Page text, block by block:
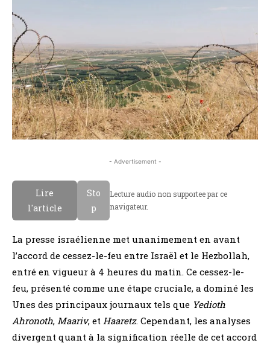
- Advertisement -
Lire
l'article
Sto
p
Lecture audio non supportee par ce
navigateur.
La presse israélienne met unanimement en avant
l’accord de cessez-le-feu entre Israël et le Hezbollah,
entré en vigueur à 4 heures du matin. Ce cessez-le-
feu, présenté comme une étape cruciale, a dominé les
Unes des principaux journaux tels que Yedioth
Ahronoth, Maariv, et Haaretz. Cependant, les analyses
divergent quant à la signification réelle de cet accord